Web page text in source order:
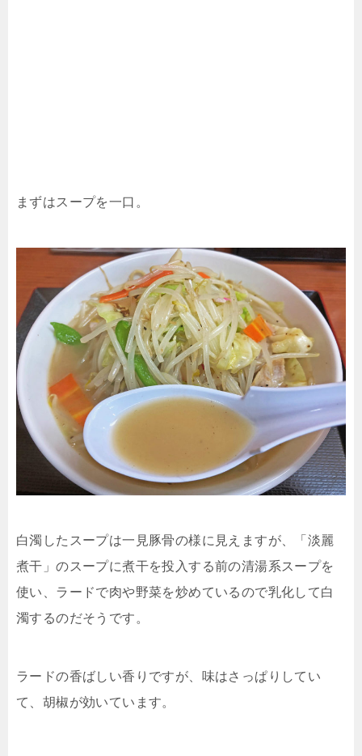
まずはスープを一口。
白濁したスープは一見豚骨の様に見えますが、「淡麗
煮干」のスープに煮干を投入する前の清湯系スープを
使い、ラードで肉や野菜を炒めているので乳化して白
濁するのだそうです。
ラードの香ばしい香りですが、味はさっぱりしてい
て、胡椒が効いています。